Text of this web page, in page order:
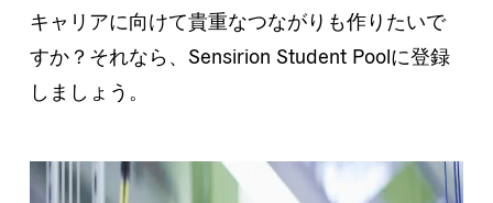
キャリアに向けて貴重なつながりも作りたいで
すか？それなら、Sensirion Student Poolに登録
しましょう。